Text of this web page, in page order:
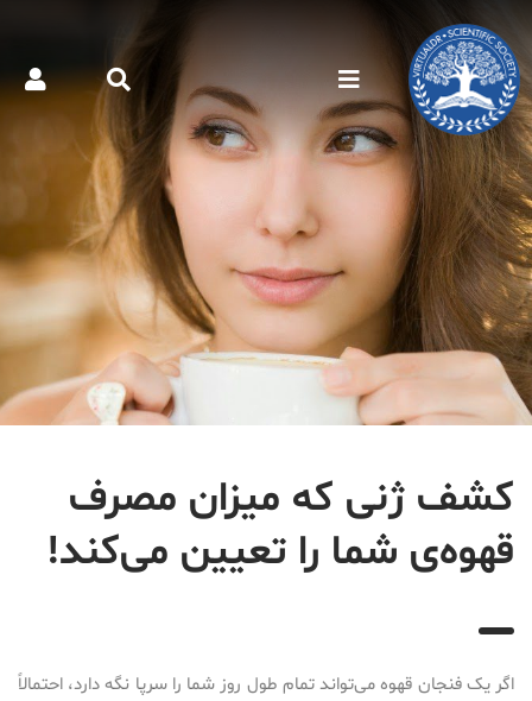
کشف ژنی که میزان مصرف
قهوه‌ی شما را تعیین می‌کند!
2016-08-29T15:58:23+04:30
اگر یک فنجان قهوه می‌تواند تمام طول روز شما را سرپا نگه دارد، احتمالاً